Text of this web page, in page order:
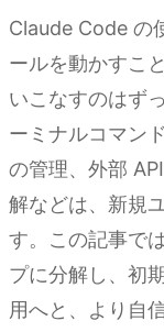
Claude Code の
ールを動かすこ
いこなすのはず
ーミナルコマン
の管理、外部
解などは、新規
す。この記事で
プに分解し、初
用へと、より自